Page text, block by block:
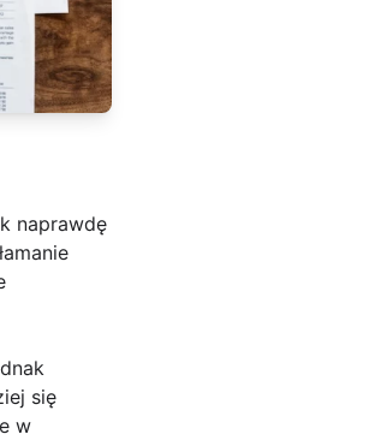
naprawdę
się
w